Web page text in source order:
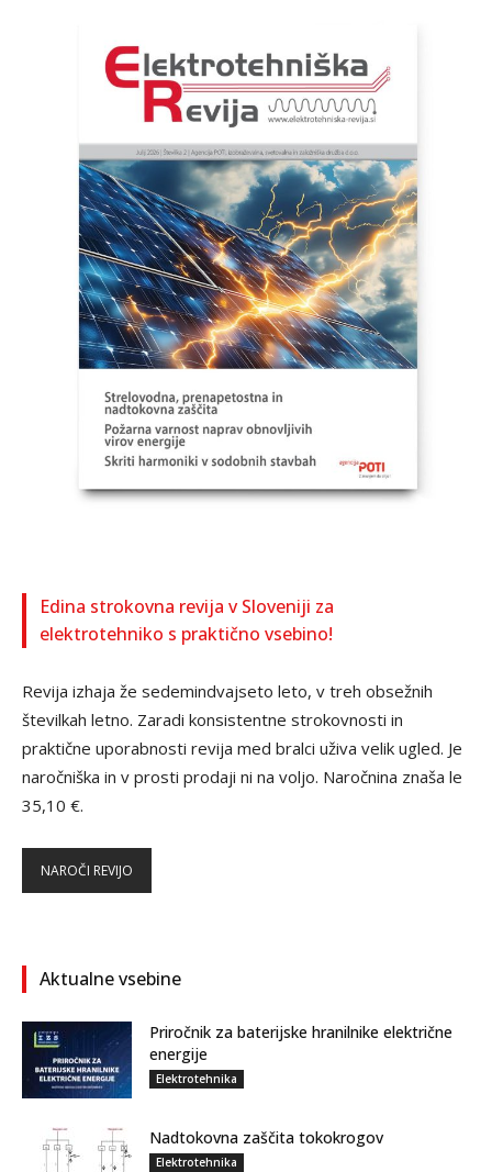
Edina strokovna revija v Sloveniji za
elektrotehniko s praktično vsebino!
Revija izhaja že sedemindvajseto leto, v treh obsežnih
številkah letno. Zaradi konsistentne strokovnosti in
praktične uporabnosti revija med bralci uživa velik ugled. Je
naročniška in v prosti prodaji ni na voljo. Naročnina znaša le
35,10 €.
NAROČI REVIJO
Aktualne vsebine
Priročnik za baterijske hranilnike električne
energije
Elektrotehnika
Nadtokovna zaščita tokokrogov
Elektrotehnika